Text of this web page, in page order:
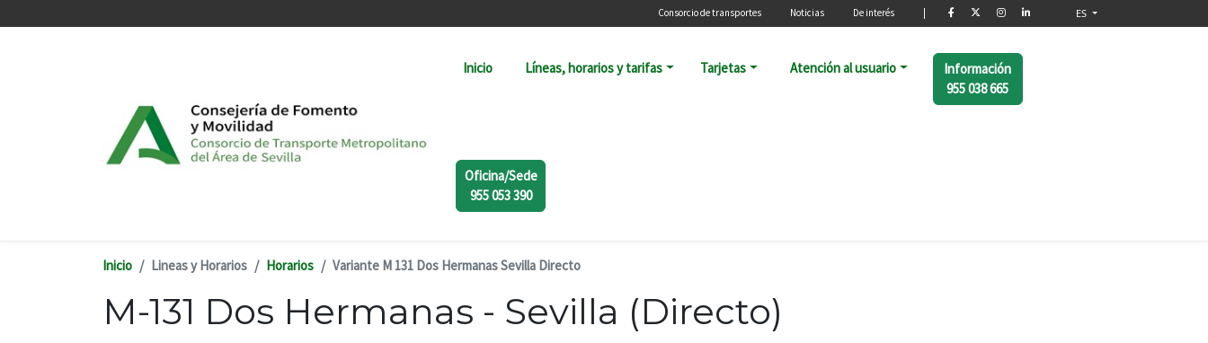
Menú secundario
Consorcio de transportes Noticias De interés ES
Inicio Líneas, horarios y tarifas Tarjetas Atención al usuario
Información
955 038 665
Oficina/Sede
955 053 390
Inicio Lineas y Horarios Horarios Variante M 131 Dos Hermanas Sevilla Directo
M-131 Dos Hermanas - Sevilla (Directo)